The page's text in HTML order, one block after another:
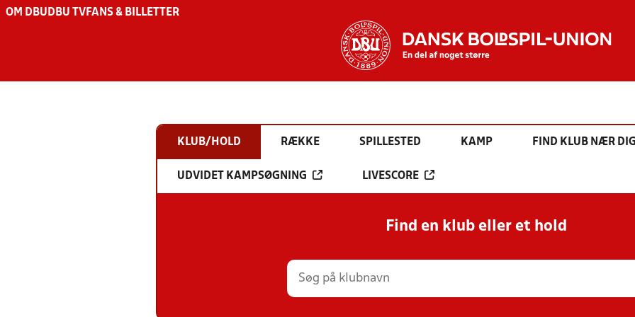
OM DBU DBU TV FANS & BILLETTER
KLUB/HOLD RÆKKE SPILLESTED KAMP FIND KLUB NÆR
UDVIDET KAMPSØGNING LIVESCORE
Find en klub eller et hold